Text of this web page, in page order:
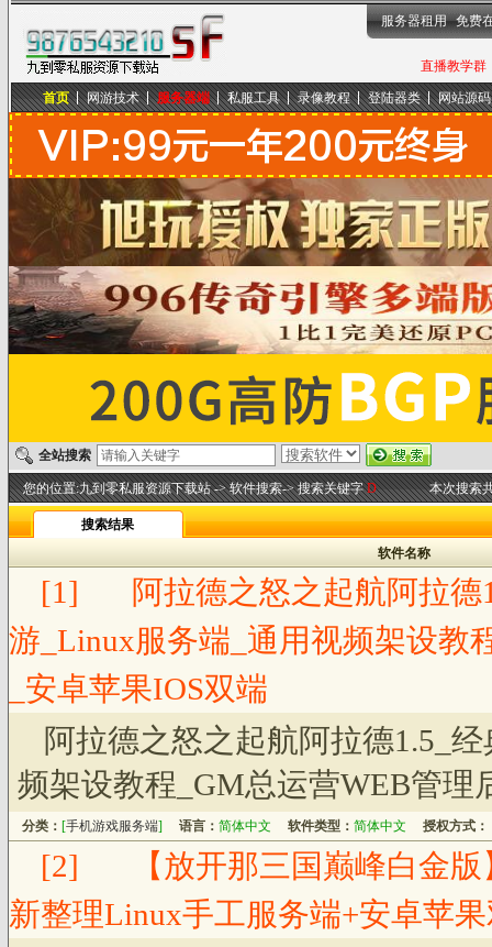
九到零私服资源下载站
直播教学群
服务器租用 免费
首页 网游技术 服务器端 私服工具 录像教程 登陆器类 网站源码
全站搜索
您的位置:九到零私服资源下载站-> 软件搜索-> 搜索关键字D本次搜索共
搜索结果
软件名称
[1]
阿拉德之怒之起航阿拉
游_Linux服务端_通用视频架设教
_安卓苹果IOS双端
阿拉德之怒之起航阿拉德1.5_
频架设教程_GM总运营WEB管理
分类： [手机游戏服务端] 语言： 简体中文 软件类型： 简体中文 授权方式：
[2]
【放开那三国巅峰白金
新整理Linux手工服务端+安卓苹